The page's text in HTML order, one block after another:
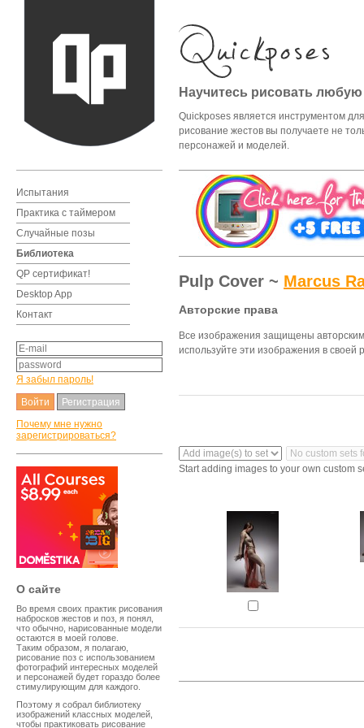
Испытания
Практика с таймером
Случайные позы
Библиотека
QP cертификат!
Desktop App
Контакт
Я забыл пароль!
Регистрация
Почему мне нужно
зарегистрироваться?
O сайте
Во время своих практик рисования
набросков жестов и поз, я понял,
что обычно, нарисованные модели
остаются в моей голове.
Таким образом, я полагаю,
рисование поз с использованием
фотографий интересных моделей
и персонажей будет гораздо более
стимулирующим для каждого.
Поэтому я собрал библиотеку
изображений классных моделей,
чтобы практиковать рисование
Научитесь рисовать
Quickposes является инструментом
рисование жестов вы получаете не
персонажей и моделей.
Pulp Cover ~ Marcus
Авторские права
Все изображения защищены авторским
используйте эти изображения в
Start adding images to your own custom